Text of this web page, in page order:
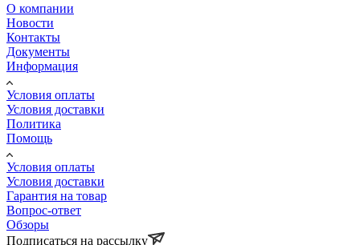
О компании
Новости
Контакты
Документы
Информация
Условия оплаты
Условия доставки
Политика
Помощь
Условия оплаты
Условия доставки
Гарантия на товар
Вопрос-ответ
Обзоры
Подписаться на рассылку